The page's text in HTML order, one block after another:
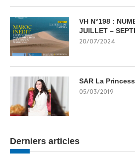
VH N°198 :
JUILLET –
20/07/2024
SAR La
05/03/2019
Derniers articles